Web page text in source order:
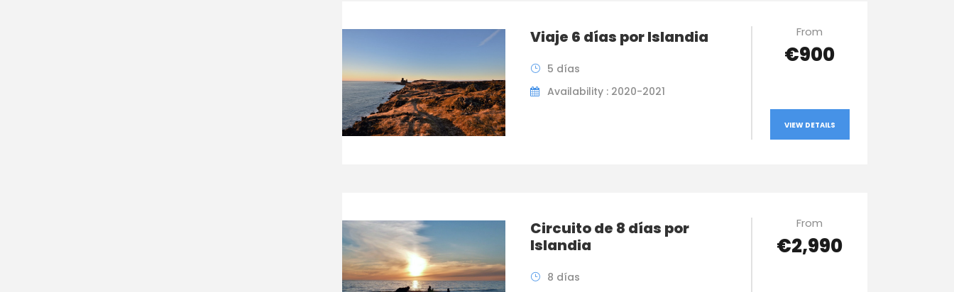
Viaje 6 días por Islandia
5 días
Availability : 2020-2021
From
€900
VIEW DETAILS
Circuito de 8 días por
Islandia
8 días
From
€2,990